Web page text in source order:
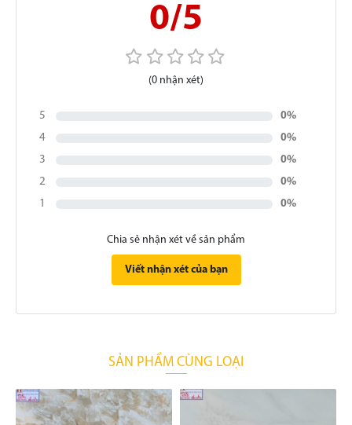
0/5
(0 nhận xét)
5
0%
4
0%
3
0%
2
0%
1
0%
Chia sẻ nhận xét về sản phẩm
Viết nhận xét của bạn
SẢN PHẨM CÙNG LOẠI